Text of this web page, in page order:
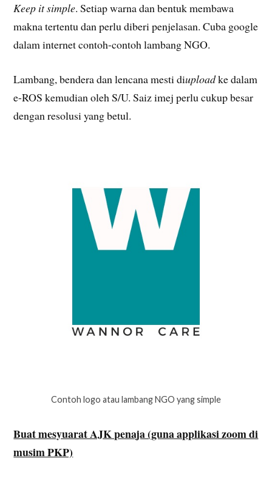
Keep it simple. Setiap warna dan bentuk membawa
makna tertentu dan perlu diberi penjelasan. Cuba google
dalam internet contoh-contoh lambang NGO.
Lambang, bendera dan lencana mesti diuploadke dalam
e-ROS kemudian oleh S/U. Saiz imej perlu cukup besar
dengan resolusi yang betul.
Contoh logo atau lambang NGO yang simple
Buat mesyuarat AJK penaja (guna applikasi zoom di
musim PKP)